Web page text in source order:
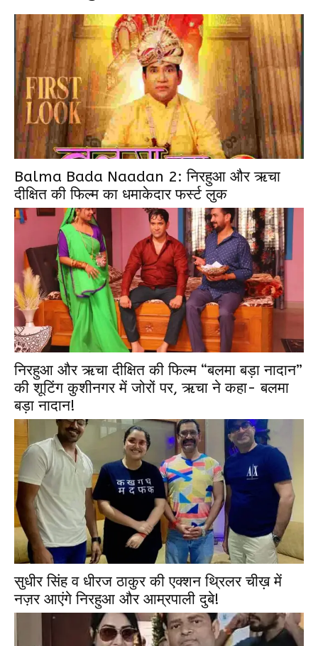
Balma Bada Naadan 2: निरहुआ और ऋचा
दीक्षित की फिल्म का धमाकेदार फर्स्ट लुक
निरहुआ और ऋचा दीक्षित की फिल्म “बलमा बड़ा नादान”
की शूटिंग कुशीनगर में जोरों पर, ऋचा ने कहा- बलमा
बड़ा नादान!
सुधीर सिंह व धीरज ठाकुर की एक्शन थ्रिलर चीख़ में
नज़र आएंगे निरहुआ और आम्रपाली दुबे!